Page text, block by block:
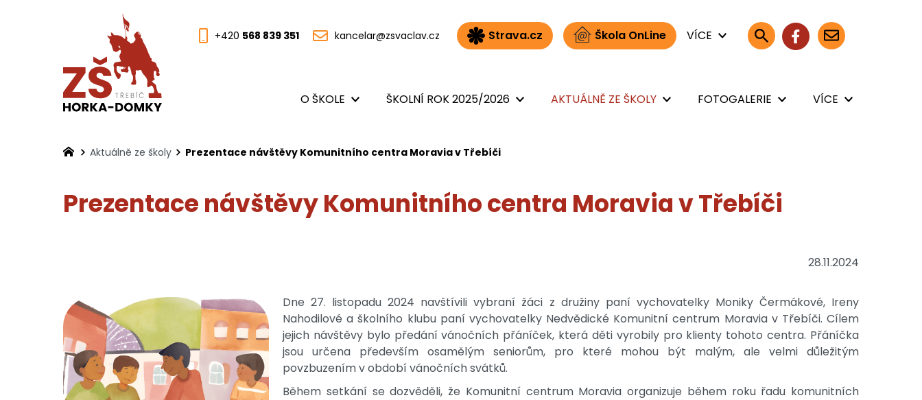
+420 568 839 351 kancelar@zsvaclav.cz Strava.cz Škola OnLine VÍCE
O ŠKOLE ŠKOLNÍ ROK 2025/2026 AKTUÁLNĚ ZE ŠKOLY FOTOGALERIE VÍCE
Aktuálně ze školy Prezentace návštěvy Komunitního centra Moravia v Třebíči
Prezentace návštěvy Komunitního centra Moravia v Třebíči
28.11.2024
Dne 27. listopadu 2024 navštívili vybraní žáci z družiny paní vychovatelky Moniky Čermákové, Ireny
Nahodilové a školního klubu paní vychovatelky Nedvědické Komunitní centrum Moravia v Třebíči. Cílem
jejich návštěvy bylo předání vánočních přáníček, která děti vyrobily pro klienty tohoto centra. Přáníčka
jsou určena především osamělým seniorům, pro které mohou být malým, ale velmi důležitým
povzbuzením v období vánočních svátků.
Během setkání se dozvěděli, že Komunitní centrum Moravia organizuje během roku řadu komunitních